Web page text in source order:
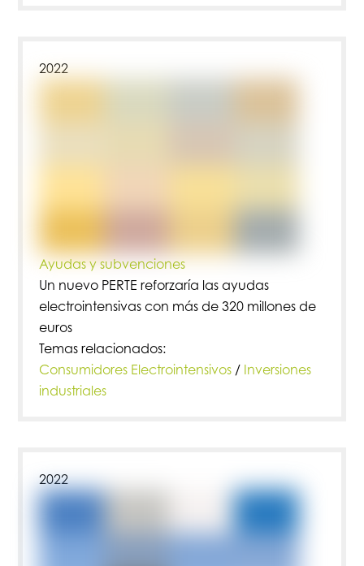
2022
Ayudas y subvenciones
Un nuevo PERTE reforzaría las ayudas
electrointensivas con más de 320 millones de
euros
Temas relacionados:
Consumidores Electrointensivos/ Inversiones
industriales
2022